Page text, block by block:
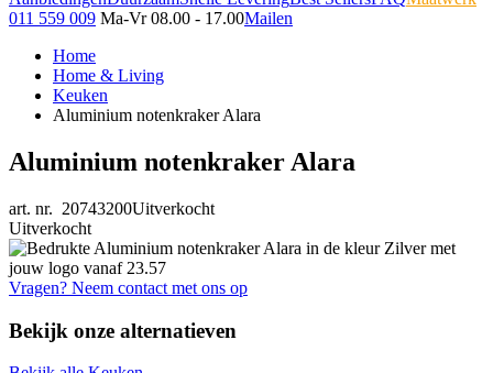
011 559 009 Ma-Vr 08.00 - 17.00Mailen
Home
Home & Living
Keuken
Aluminium notenkraker Alara
Aluminium notenkraker Alara
art. nr. 20743200Uitverkocht
Uitverkocht
Vragen? Neem contact met ons op
Bekijk onze alternatieven